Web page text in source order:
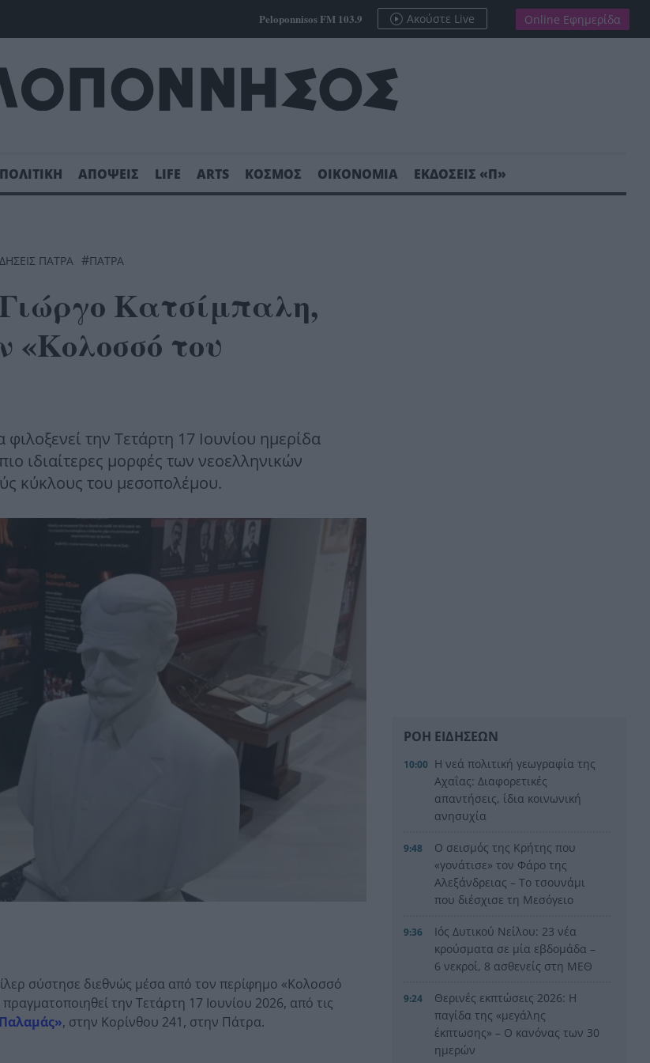
Peloponnisos FM 103.9 Ακούστε Live Online Εφημερίδα
ΠΟΛΙΤΙΚΗ ΑΠΟΨΕΙΣ LIFE ARTS ΚΟΣΜΟΣ ΟΙΚΟΝΟΜΙΑ ΕΚΔΟΣΕΙΣ «Π»
ΠΑΤΡΑ #ΠΆΤΡΑ
Κατσίμπαλη,
«Κολοσσό του
την Τετάρτη 17 Ιουνίου ημερίδα
ιδιαίτερες μορφές των νεοελληνικών
κύκλους του μεσοπολέμου.
σύστησε διεθνώς μέσα από τον περίφημο «Κολοσσό
την Τετάρτη 17 Ιουνίου 2026, από τις
, στην Κορίνθου 241, στην Πάτρα.
ΡΟΗ ΕΙΔΗΣΕΩΝ
10:00 Η νεά πολιτική γεωγραφία της
Αχαΐας: Διαφορετικές
απαντήσεις, ίδια κοινωνική
ανησυχία
9:48
Ο σεισμός της Κρήτης που
«γονάτισε» τον Φάρο της
Αλεξάνδρειας – Το τσουνάμι
που διέσχισε τη Μεσόγειο
9:36
Ιός Δυτικού Νείλου: 23 νέα
κρούσματα σε μία εβδομάδα –
6 νεκροί, 8 ασθενείς στη ΜΕΘ
9:24
Θερινές εκπτώσεις 2026: Η
παγίδα της «μεγάλης
έκπτωσης» – Ο κανόνας των 30
ημερών